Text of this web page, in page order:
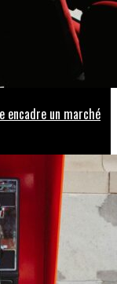
encadre un marché